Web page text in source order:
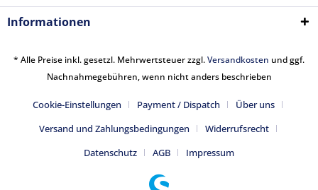
Informationen
* Alle Preise inkl. gesetzl. Mehrwertsteuer zzgl.Versandkosten und ggf.
Nachnahmegebühren, wenn nicht anders beschrieben
Cookie-Einstellungen Payment / Dispatch
Über uns
Versand und Zahlungsbedingungen
Widerrufsrecht
Datenschutz
AGB Impressum